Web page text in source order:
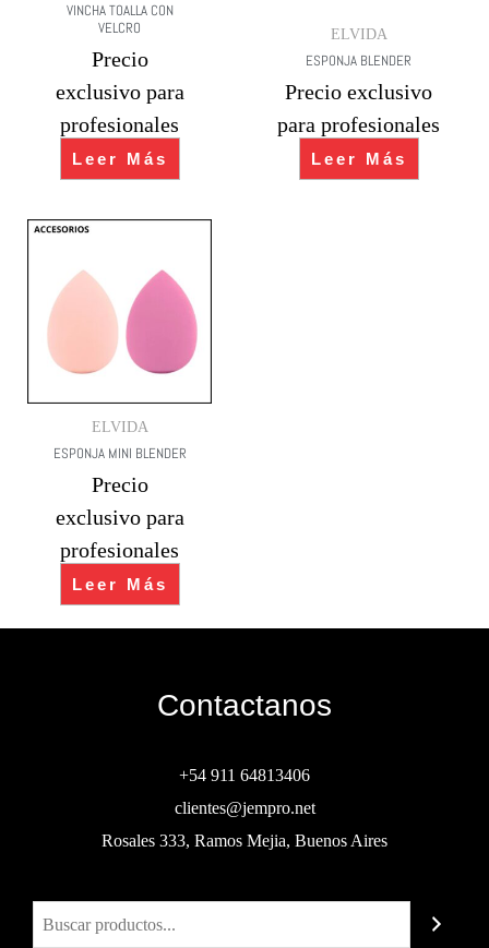
VINCHA TOALLA CON
VELCRO
Precio
exclusivo para
profesionales
Leer Más
ELVIDA
ESPONJA BLENDER
Precio exclusivo
para profesionales
Leer Más
ELVIDA
ESPONJA MINI BLENDER
Precio
exclusivo para
profesionales
Leer Más
Contactanos
+54 911 64813406
clientes@jempro.net
Rosales 333, Ramos Mejia, Buenos Aires